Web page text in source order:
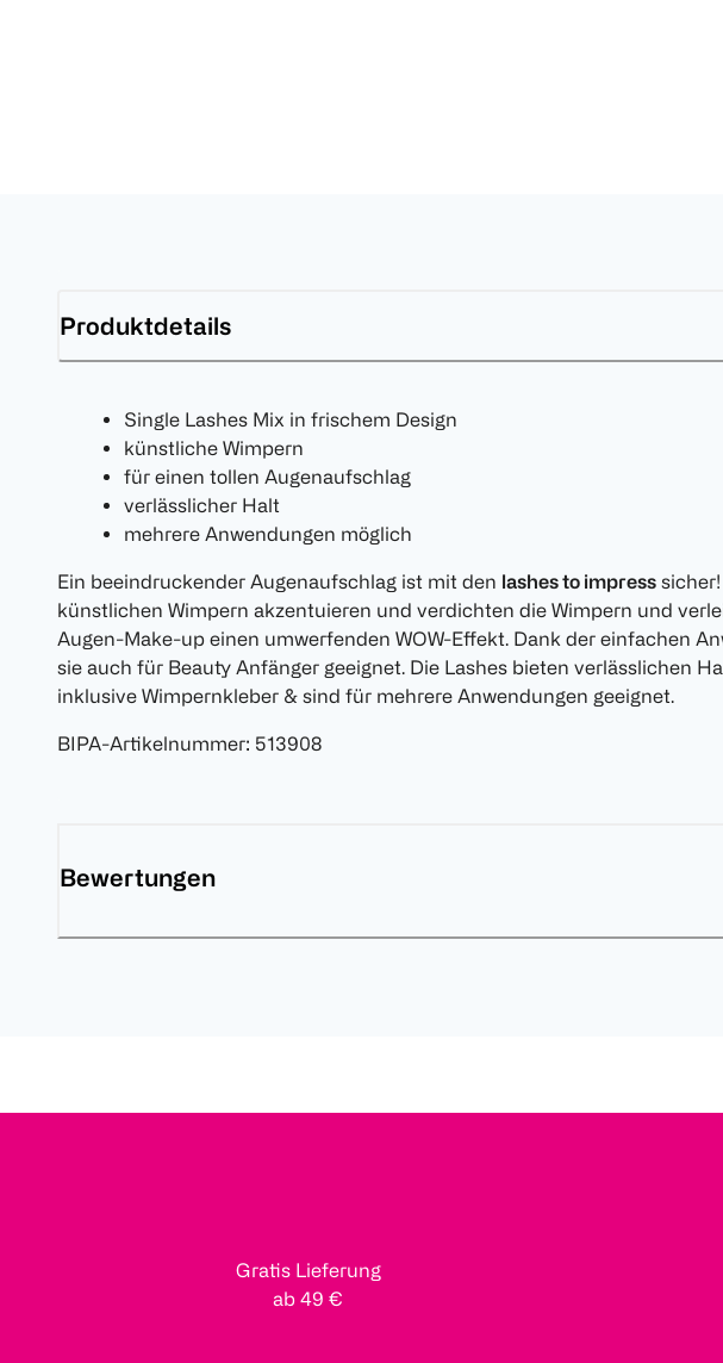
Produktdetails
Single Lashes Mix in frischem Design
künstliche Wimpern
für einen tollen Augenaufschlag
verlässlicher Halt
mehrere Anwendungen möglich
Ein beeindruckender Augenaufschlag ist mit den lashes to impress
künstlichen Wimpern akzentuieren und verdichten die Wimpern und
Augen-Make-up einen umwerfenden WOW-Effekt. Dank der einfachen
sie auch für Beauty Anfänger geeignet. Die Lashes bieten verlässlichen
inklusive Wimpernkleber & sind für mehrere Anwendungen geeignet.
BIPA-Artikelnummer: 513908
Bewertungen
Gratis Lieferung
ab 49 €